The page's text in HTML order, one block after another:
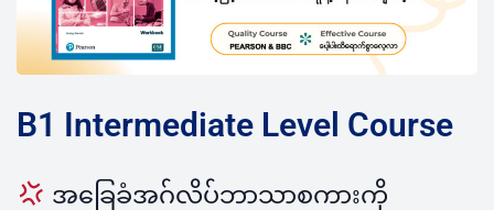
B1 Intermediate Level Course
အခြေခံအဂ်လိပ်ဘာသာစကားကို